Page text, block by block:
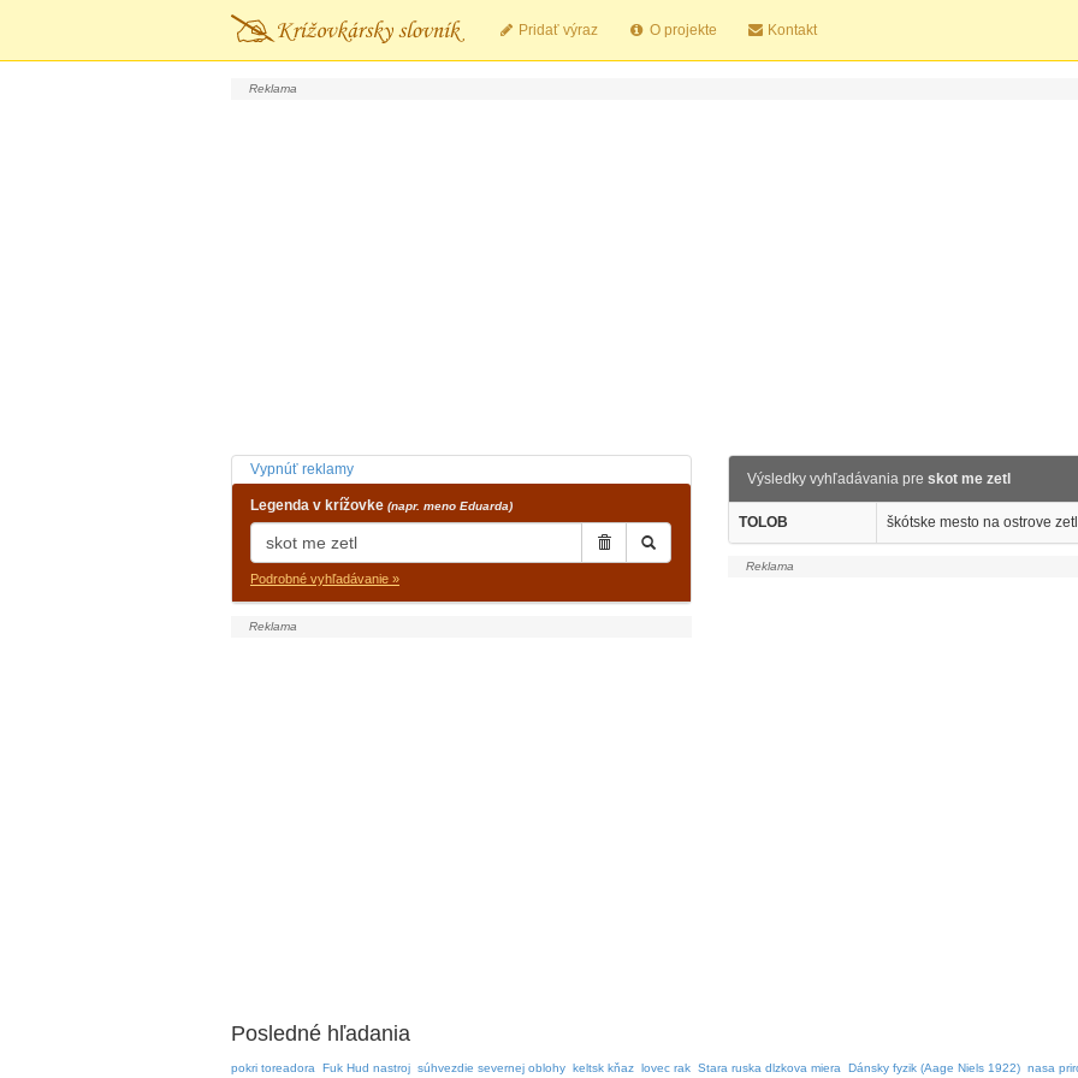
Pridať výraz O projekte Kontakt
Vypnúť reklamy
Legenda v krížovke (napr. meno Eduarda)
Podrobné vyhľadávanie »
Výsledky vyhľadávania pre skot me zetl
TOLOB škótske mesto na ostrove
Posledné hľadania
pokri toreadora Fuk Hud nastroj súhvezdie severnej oblohy keltsk kňaz lovec rak Stara ruska dlzkova miera Dánsky fyzik (Aage Niels 1922) nasa